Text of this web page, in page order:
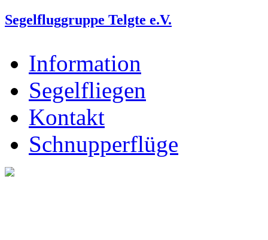
Segelfluggruppe Telgte e.V.
Information
Segelfliegen
Kontakt
Schnupperflüge